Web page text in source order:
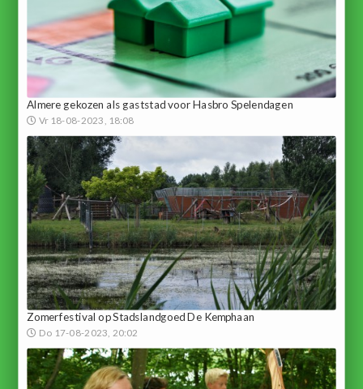
Almere gekozen als gaststad voor Hasbro Spelendagen
Vr 18-08-2023, 18:08
Zomerfestival op Stadslandgoed De Kemphaan
Do 17-08-2023, 20:02